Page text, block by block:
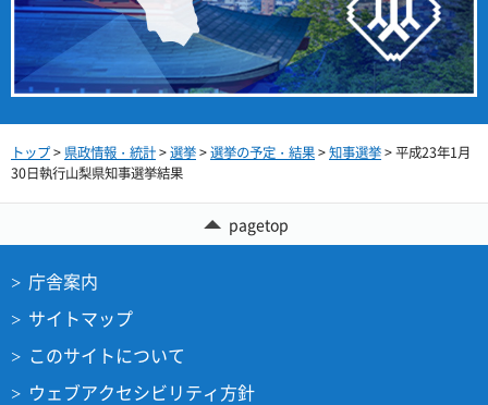
トップ> 県政情報・統計>選挙>選挙の予定・結果>知事選挙> 平成23年1月
30日執行山梨県知事選挙結果
pagetop
庁舎案内
サイトマップ
このサイトについて
ウェブアクセシビリティ方針